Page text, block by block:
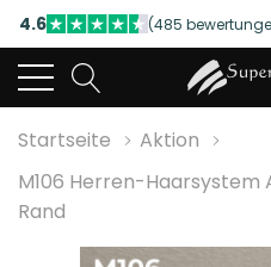
4.6 (485
NUTZEN SIE UNSERE
4.6
(485
Startseite
Aktion
M106 Herren-Haarsystem
Rand